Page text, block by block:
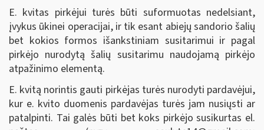
E. kvitas pirkėjui turės būti suformuotas nedelsiant,
įvykus ūkinei operacijai, ir tik esant abiejų sandorio šalių
bet kokios formos išankstiniam susitarimui ir pagal
pirkėjo nurodytą šalių susitarimu naudojamą pirkėjo
atpažinimo elementą.
E. kvitą norintis gauti pirkėjas turės nurodyti pardavėjui,
kur e. kvito duomenis pardavėjas turės jam nusiųsti ar
patalpinti. Tai galės būti bet koks pirkėjo susikurtas el.